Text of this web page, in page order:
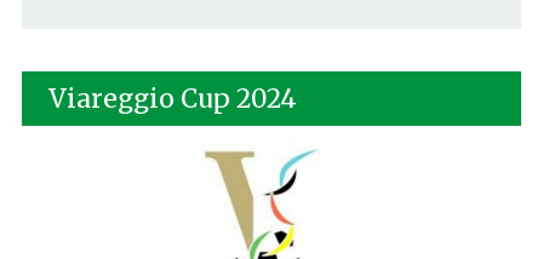
Viareggio Cup 2024